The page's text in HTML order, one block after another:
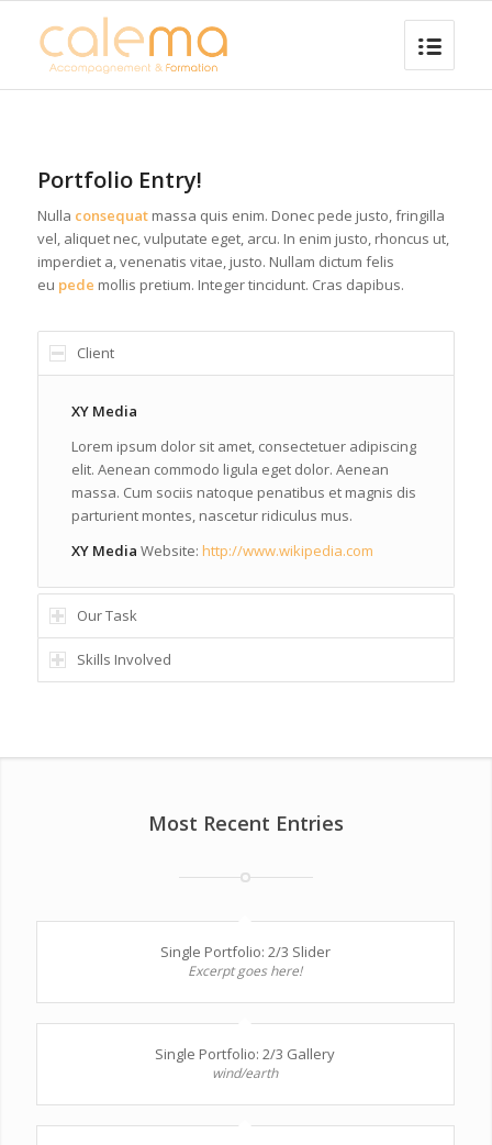
Portfolio Entry!
Nulla consequatmassa quis enim. Donec pede justo, fringilla
vel, aliquet nec, vulputate eget, arcu. In enim justo, rhoncus ut,
imperdiet a, venenatis vitae, justo. Nullam dictum felis
eu pede mollis pretium. Integer tincidunt. Cras dapibus.
Client
XY Media
Lorem ipsum dolor sit amet, consectetuer adipiscing
elit. Aenean commodo ligula eget dolor. Aenean
massa. Cum sociis natoque penatibus et magnis dis
parturient montes, nascetur ridiculus mus.
XY Media Website: http://www.wikipedia.com
Our Task
Skills Involved
Most Recent Entries
Single Portfolio: 2/3 Slider
Excerpt goes here!
Single Portfolio: 2/3 Gallery
wind/earth